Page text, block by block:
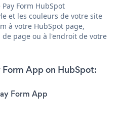
Form HubSpot
et les couleurs de votre site
à votre HubSpot page,
page ou à l'endroit de votre
App on HubSpot:
Form App